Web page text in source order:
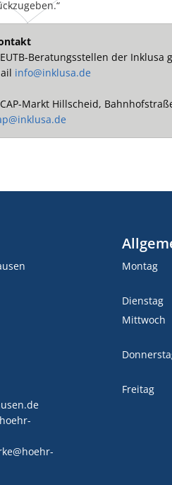
Beratungsstellen der Inklusa
info@inklusa.de
Markt Hillscheid,
Montag
Dienstag
Mittwoch
Freitag